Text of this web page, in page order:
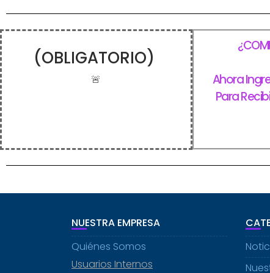
(OBLIGATORIO)
🚨
Ahora
Para
NUESTRA EMPRESA
Quiénes Somos
Usuarios Internos